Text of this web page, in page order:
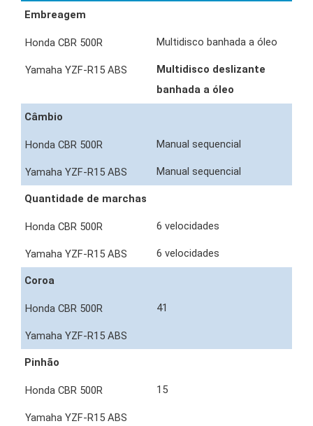
Embreagem
Multidisco banhada a óleo
Multidisco deslizante
banhada a óleo
Câmbio
Manual sequencial
Manual sequencial
Quantidade de marchas
6 velocidades
6 velocidades
Coroa
41
Pinhão
15